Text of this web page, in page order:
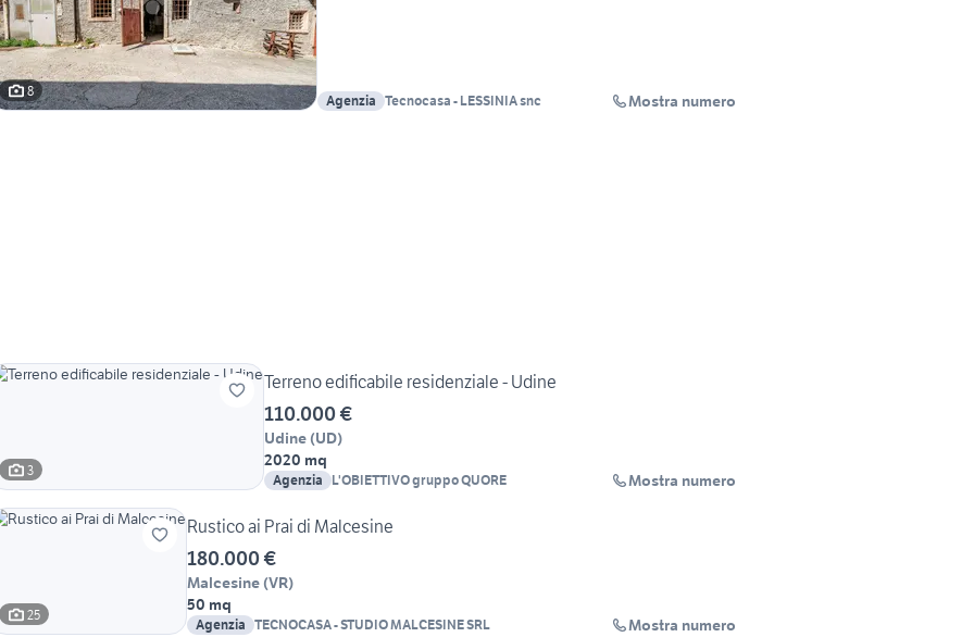
8
Agenzia Tecnocasa - LESSINIA snc Mostra numero
3
Terreno edificabile residenziale - Udine
110.000 €
Udine (UD)
2020 mq
Agenzia L'OBIETTIVO gruppo QUORE Mostra numero
25
Rustico ai Prai di Malcesine
180.000 €
Malcesine (VR)
50 mq
Agenzia TECNOCASA - STUDIO MALCESINE SRL Mostra numero